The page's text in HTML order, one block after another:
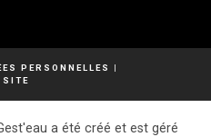
PERSONNELLES
|
SITE
a été créé et est géré